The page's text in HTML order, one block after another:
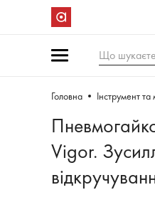
Що
Головна Інструмент та
Vigor.